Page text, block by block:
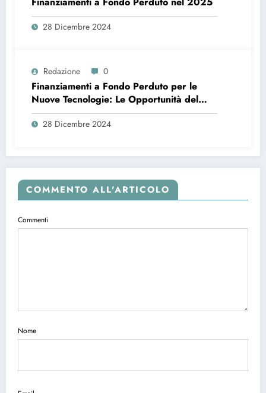
28 Dicembre 2024
Redazione 0
Finanziamenti a Fondo Perduto per le
Nuove Tecnologie: Le Opportunità del
2025
28 Dicembre 2024
COMMENTO ALL'ARTICOLO
Commenti
Nome